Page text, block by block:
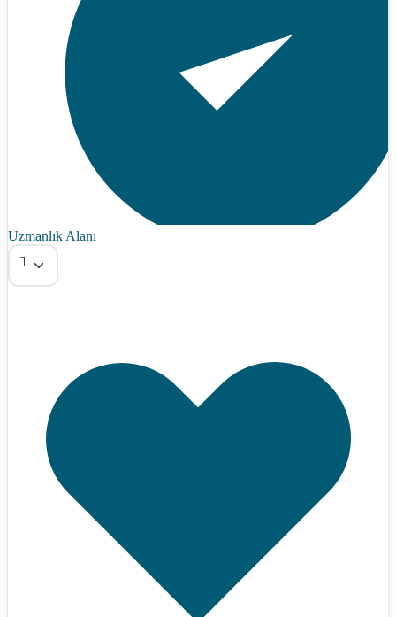
Uzmanlık Alanı
Tümü